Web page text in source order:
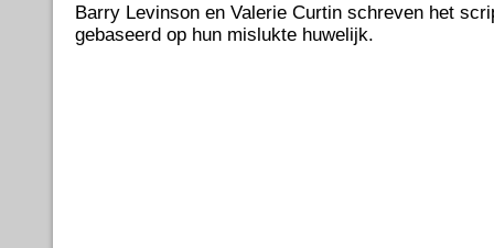
Barry Levinson en Valerie Curtin schreven het
gebaseerd op hun mislukte huwelijk.